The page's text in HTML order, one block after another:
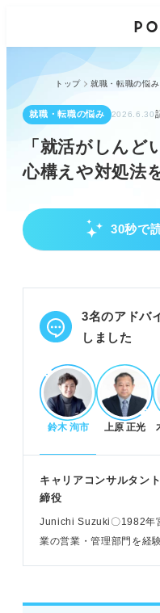
トップ 就職・転職の悩み
就職・転職の悩み 2026.6.30
「就活がしんど
心構えや対処法
30秒で
就活がしんどい原
る。
内定がゴールでは
POINT：周囲と比
ことが重要。
しんどい気持ちを脱
就活への捉え方を
しむ。
家族、友人、プロ
POINT：適度な気
3名のアドバ
しました
鈴木 洵市 上原 正光
キャリアコンサルタン
締役
Junichi Suzuki〇1982年
業の営業・管理部⾨を経